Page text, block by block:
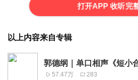
打开APP 收听完
以上内容来自专辑
郭德纲｜单口相声《短小
57.47万 283